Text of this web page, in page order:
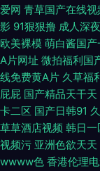
草莓 成人一区二区视
综合 婷婷免费精品
电影天堂免费迅雷下
草在线观看网站 九一
加勒比亚洲色图 精品
爱网 青草国产在线视
影 91狠狠撸 成人深
欧美裸模 萌白酱国产
A片网址 微拍福利国
线免费黄A片 久草福
屁屁 国产精品天干天
卡二区 国产日韩91
草草酒店视频 韩日一
视频污 亚洲色欲天天
wwww色 香港伦理